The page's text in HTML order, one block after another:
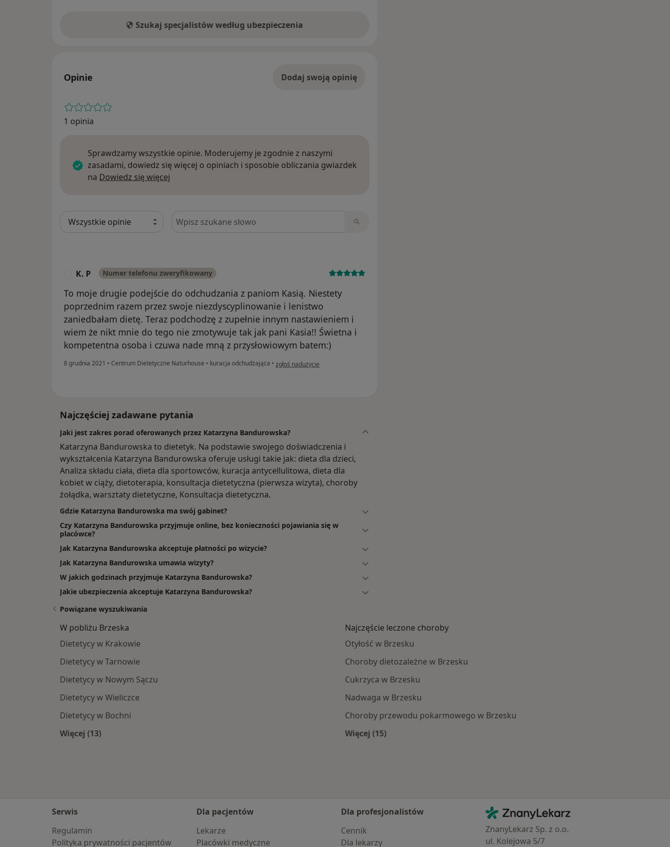
Szukaj specjalistów według ubezpieczenia
Opinie Dodaj swoją opinię
1 opinia
Sprawdzamy wszystkie opinie. Moderujemy je zgodnie z naszymi
zasadami, dowiedz się więcej o opiniach i sposobie obliczania gwiazdek
na Dowiedz się więcej
Szukaj w opiniach
K. P Numer telefonu zweryfikowany
To moje drugie podejście do odchudzania z paniom Kasią. Niestety
poprzednim razem przez swoje niezdyscyplinowanie i lenistwo
zaniedbałam dietę. Teraz podchodzę z zupełnie innym nastawieniem i
wiem że nikt mnie do tego nie zmotywuje tak jak pani Kasia!! Świetna i
kompetentna osoba i czuwa nade mną z przysłowiowym batem:)
8 grudnia 2021 • Centrum Dietetyczne Naturhouse • kuracja odchudzająca • w opinii użytkownika K. P
zgłoś nadużycie
Najczęściej zadawane pytania
Jaki jest zakres porad oferowanych przez Katarzyna Bandurowska?
Katarzyna Bandurowska to dietetyk. Na podstawie swojego doświadczenia i
wykształcenia Katarzyna Bandurowska oferuje usługi takie jak: dieta dla dzieci,
Analiza składu ciała, dieta dla sportowców, kuracja antycellulitowa, dieta dla
kobiet w ciąży, dietoterapia, konsultacja dietetyczna (pierwsza wizyta), choroby
żołądka, warsztaty dietetyczne, Konsultacja dietetyczna.
Gdzie Katarzyna Bandurowska ma swój gabinet?
Czy Katarzyna Bandurowska przyjmuje online, bez konieczności pojawiania się w
placówce?
Jak Katarzyna Bandurowska akceptuje płatności po wizycie?
Jak Katarzyna Bandurowska umawia wizyty?
W jakich godzinach przyjmuje Katarzyna Bandurowska?
Jakie ubezpieczenia akceptuje Katarzyna Bandurowska?
Powiązane wyszukiwania
W pobliżu Brzeska
Dietetycy w Krakowie
Dietetycy w Tarnowie
Dietetycy w Nowym Sączu
Dietetycy w Wieliczce
Dietetycy w Bochni
Więcej (13)
Najczęście leczone choroby
Otyłość w Brzesku
Choroby dietozależne w Brzesku
Cukrzyca w Brzesku
Nadwaga w Brzesku
Choroby przewodu pokarmowego w Brzesku
Więcej (15)
Serwis
Regulamin
Polityka prywatności pacjentów
Dla pacjentów
Lekarze
Placówki medyczne
Dla profesjonalistów
Cennik
Dla lekarzy
Kontakt
ZnanyLekarz - Strona główna
ZnanyLekarz Sp. z o.o.
ul. Kolejowa 5/7